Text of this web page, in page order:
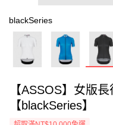
blackSeries
【ASSOS】女版
【blackSeries】